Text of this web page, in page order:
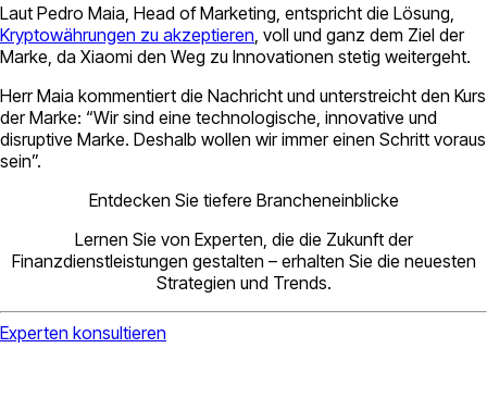
Laut Pedro Maia, Head of Marketing, entspricht die Lösung,
Kryptowährungen zu akzeptieren , voll und ganz dem Ziel der
Marke, da Xiaomi den Weg zu Innovationen stetig weitergeht.
Herr Maia kommentiert die Nachricht und unterstreicht den Kurs
der Marke: “Wir sind eine technologische, innovative und
disruptive Marke. Deshalb wollen wir immer einen Schritt voraus
sein”.
Entdecken Sie tiefere Brancheneinblicke
Lernen Sie von Experten, die die Zukunft der
Finanzdienstleistungen gestalten – erhalten Sie die neuesten
Strategien und Trends.
Experten konsultieren